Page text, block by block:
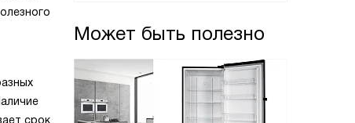
Может быть полезно
срок